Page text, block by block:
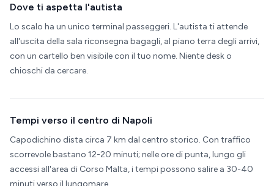
Dove ti aspetta l'autista
Lo scalo ha un unico terminal passeggeri. L'autista ti attende
all'uscita della sala riconsegna bagagli, al piano terra degli arrivi,
con un cartello ben visibile con il tuo nome. Niente desk o
chioschi da cercare.
Tempi verso il centro di Napoli
Capodichino dista circa 7 km dal centro storico. Con traffico
scorrevole bastano 12-20 minuti; nelle ore di punta, lungo gli
accessi all'area di Corso Malta, i tempi possono salire a 30-40
minuti verso il lungomare.